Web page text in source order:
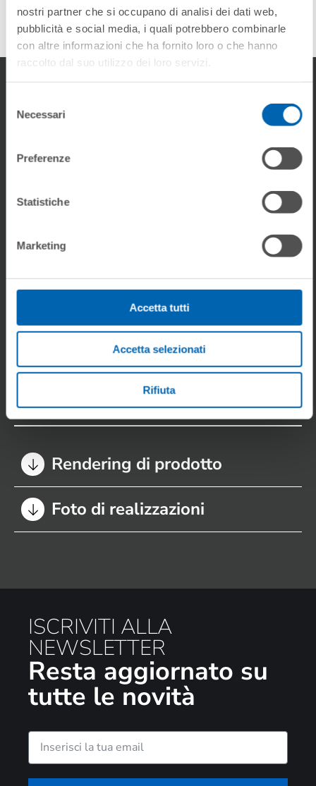
pubblicità e social media, i quali potrebbero combinarle
con altre informazioni che ha fornito loro o che hanno
raccolto dal suo utilizzo dei loro servizi.
Selezione
consenso
Accetta tutti
Accetta selezionati
Rifiuta
Download
Scheda Tecnica
Manuali
IMMAGINI
Rendering di prodotto
Foto di realizzazioni
ISCRIVITI ALLA
NEWSLETTER
Resta aggiornato su
tutte le novità